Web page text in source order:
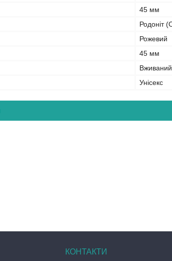
45 мм
Родоніт
Рожевий
45 мм
Вживаний
Унісекс